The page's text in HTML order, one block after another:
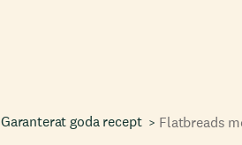
Garanterat goda recept Flatbreads